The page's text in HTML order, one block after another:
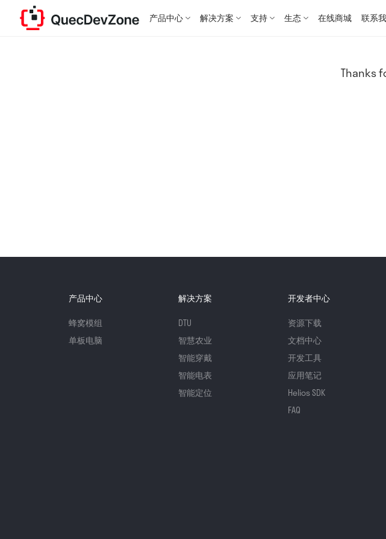
产品中心 解决方案 支持 生态 在线商城 联系
Thanks
产品中心
蜂窝模组
单板电脑
解决方案
DTU
智慧农业
智能穿戴
智能电表
智能定位
开发者中心
资源下载
文档中心
开发工具
应用笔记
Helios SDK
FAQ